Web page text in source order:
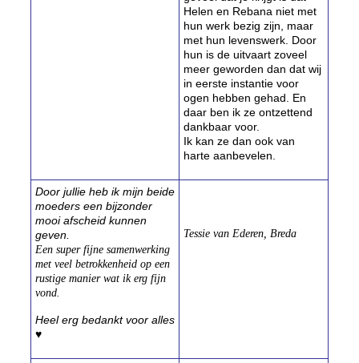
Helen en Rebana niet met
hun werk bezig zijn, maar
met hun levenswerk. Door
hun is de uitvaart zoveel
meer geworden dan dat wij
in eerste instantie voor
ogen hebben gehad. En
daar ben ik ze ontzettend
dankbaar voor.
Ik kan ze dan ook van
harte aanbevelen.
Door jullie heb ik mijn beide
moeders een bijzonder
mooi afscheid kunnen
geven.
Een super fijne samenwerking
met veel betrokkenheid op een
rustige manier wat ik erg fijn
vond.
Heel erg bedankt voor alles
♥️
Tessie van Ederen, Breda